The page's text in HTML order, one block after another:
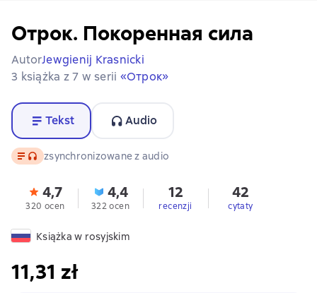
Отрок. Покоренная сила
AutorJewgienij Krasnicki
3 książka z 7 w serii «Отрок»
Tekst Audio
Tekst, format audio dostępny
zsynchronizowane z audio
4,7
320 ocen
4,4
322 ocen
12
recenzji
42
cytaty
Książka w rosyjskim
11,31 zł